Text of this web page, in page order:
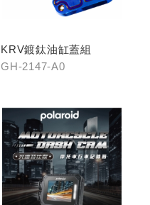
KRV鍍鈦油缸蓋組
GH-2147-A0